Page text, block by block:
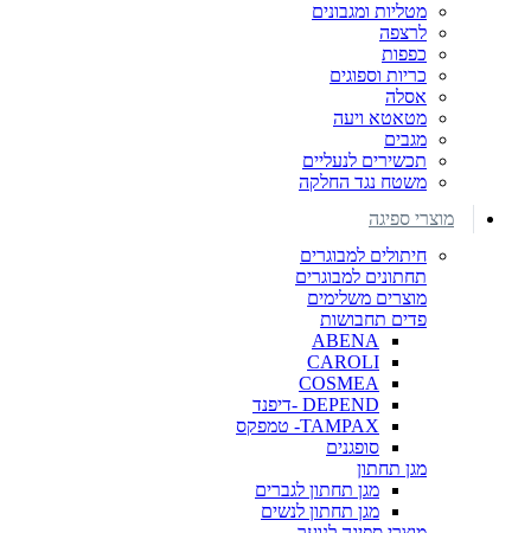
מטליות ומגבונים
לרצפה
כפפות
כריות וספוגים
אסלה
מטאטא ויעה
מגבים
תכשירים לנעליים
משטח נגד החלקה
מוצרי ספיגה
חיתולים למבוגרים
תחתונים למבוגרים
מוצרים משלימים
פדים תחבושות
ABENA
CAROLI
COSMEA
DEPEND -דיפנד
TAMPAX- טמפקס
סופגנים
מגן תחתון
מגן תחתון לגברים
מגן תחתון לנשים